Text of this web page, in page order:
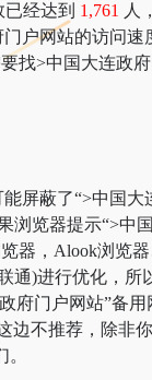
经达到 1,761 人
户网站的访问
>中国大连政
屏蔽了“>中国
览器提示“>
，Alook浏览
)进行优化，
府门户网站”备
不推荐，除非